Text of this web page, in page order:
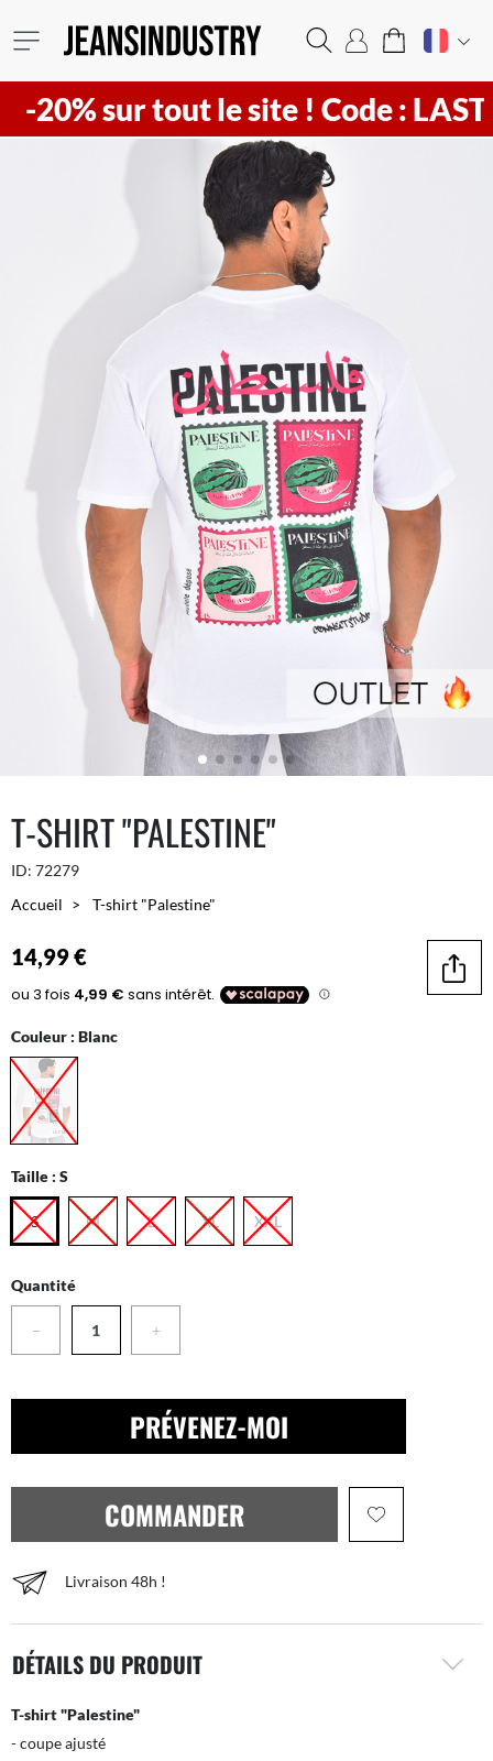
20% sur tout le site !Code :
T-SHIRT "PALESTINE"
ID: 72279
Accueil
T-shirt "Palestine"
14,99 €
Couleur : Blanc
Taille : S
S M L XL XXL
Quantité
− +
PRÉVENEZ-MOI
COMMANDER
Livraison 48h !
DÉTAILS DU PRODUIT
T-shirt "Palestine"
- coupe ajusté